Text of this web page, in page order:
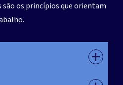
são os princípios que orientam